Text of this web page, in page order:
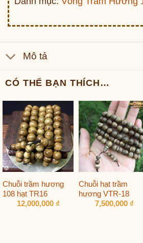
Mô tả
CÓ THỂ BẠN THÍCH…
Chuỗi trầm hương
108 hạt TR16
12,000,000 ₫
Chuỗi hạt trầm
hương VTR-18
7,500,000 ₫